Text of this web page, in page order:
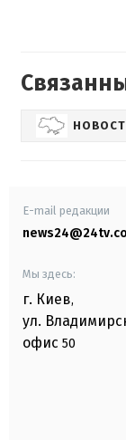
E-mail редакции
Мы здесь:
г. Киев,
ул.
офис 50